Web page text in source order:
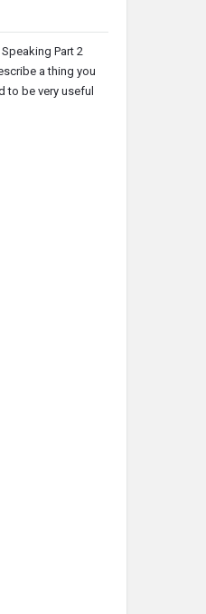
Speaking Part 2
a thing you
to be very useful